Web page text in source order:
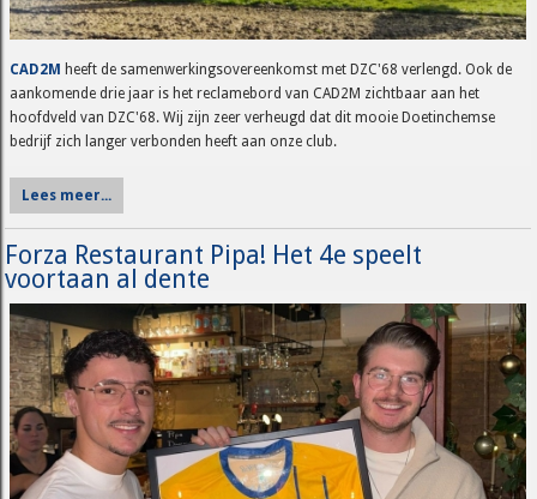
CAD2M heeft de samenwerkingsovereenkomst met DZC'68 verlengd. Ook de
aankomende drie jaar is het reclamebord van CAD2M zichtbaar aan het
hoofdveld van DZC'68. Wij zijn zeer verheugd dat dit mooie Doetinchemse
bedrijf zich langer verbonden heeft aan onze club.
Lees meer...
Forza Restaurant Pipa! Het 4e speelt
voortaan al dente